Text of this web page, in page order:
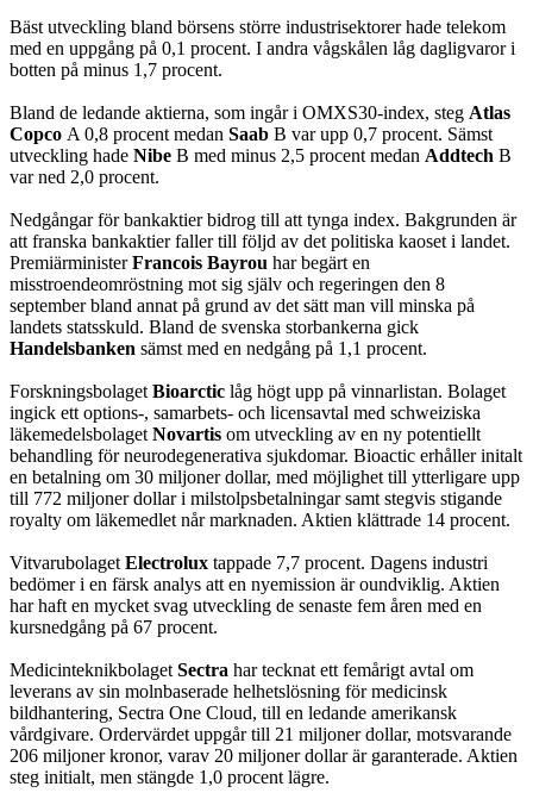
Bäst utveckling bland börsens större industrisektorer hade telekom
med en uppgång på 0,1 procent. I andra vågskålen låg dagligvaror i
botten på minus 1,7 procent.
Bland de ledande aktierna, som ingår i OMXS30-index, steg Atlas
Copco A 0,8 procent medan Saab B var upp 0,7 procent. Sämst
utveckling hade Nibe B med minus 2,5 procent medan Addtech B
var ned 2,0 procent.
Nedgångar för bankaktier bidrog till att tynga index. Bakgrunden är
att franska bankaktier faller till följd av det politiska kaoset i landet.
PremiärministerFrancois Bayrou har begärt en
misstroendeomröstning mot sig själv och regeringen den 8
september bland annat på grund av det sätt man vill minska på
landets statsskuld. Bland de svenska storbankerna gick
Handelsbanken sämst med en nedgång på 1,1 procent.
ForskningsbolagetBioarctic låg högt upp på vinnarlistan. Bolaget
ingick ett options-, samarbets- och licensavtal med schweiziska
läkemedelsbolagetNovartis om utveckling av en ny potentiellt
behandling för neurodegenerativa sjukdomar. Bioactic erhåller initalt
en betalning om 30 miljoner dollar, med möjlighet till ytterligare upp
till 772 miljoner dollar i milstolpsbetalningar samt stegvis stigande
royalty om läkemedlet når marknaden. Aktien klättrade 14 procent.
VitvarubolagetElectrolux tappade 7,7 procent. Dagens industri
bedömer i en färsk analys att en nyemission är oundviklig. Aktien
har haft en mycket svag utveckling de senaste fem åren med en
kursnedgång på 67 procent.
MedicinteknikbolagetSectra har tecknat ett femårigt avtal om
leverans av sin molnbaserade helhetslösning för medicinsk
bildhantering, Sectra One Cloud, till en ledande amerikansk
vårdgivare. Ordervärdet uppgår till 21 miljoner dollar, motsvarande
206 miljoner kronor, varav 20 miljoner dollar är garanterade. Aktien
steg initialt, men stängde 1,0 procent lägre.